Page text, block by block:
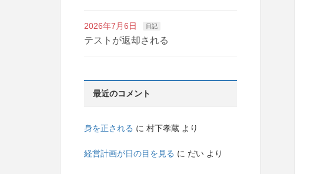
2026年7月6日 日記
テストが返却される
最近のコメント
身を正される に 村下孝蔵 より
経営計画が日の目を見る に だい より